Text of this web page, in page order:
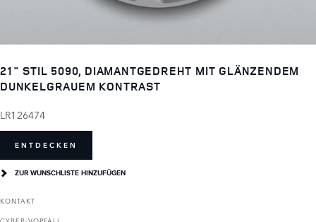
21" STIL 5090, DIAMANTGEDREHT MIT GLÄNZENDEM
DUNKELGRAUEM KONTRAST
LR126474
ENTDECKEN
ZUR WUNSCHLISTE HINZUFÜGEN
KONTAKT